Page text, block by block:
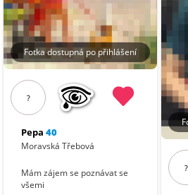
Fotka dostupná po přihlášení
?
Pepa 40
Moravská Třebová
Mám zájem se poznávat se
všemi
?